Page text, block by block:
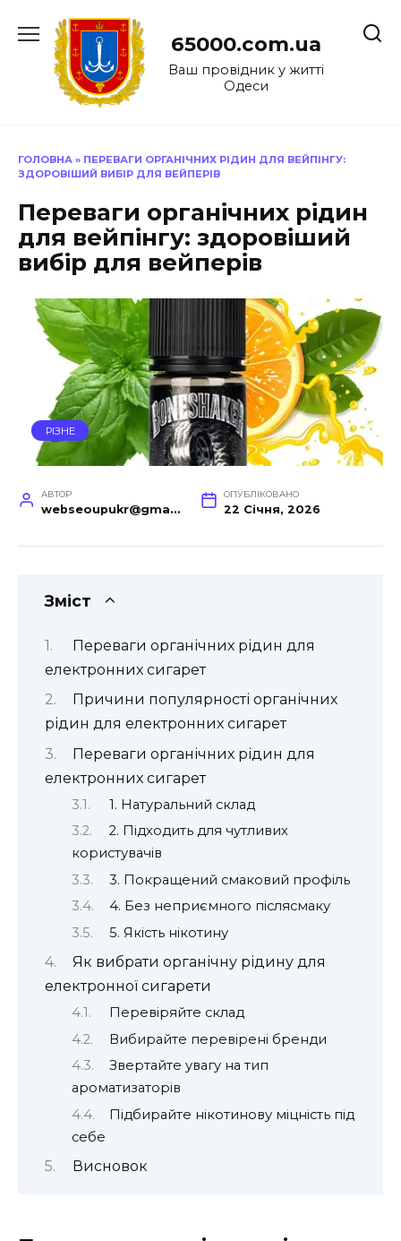
до
65000.com.ua
Ваш провідник у житті
Одеси
ГОЛОВНА » ПЕРЕВАГИ ОРГАНІЧНИХ РІДИН ДЛЯ ВЕЙПІНГУ:
ЗДОРОВІШИЙ ВИБІР ДЛЯ ВЕЙПЕРІВ
Переваги органічних рідин
для вейпінгу: здоровіший
вибір для вейперів
РІЗНЕ
АВТОР
webseoupukr@gmail.com
ОПУБЛІКОВАНО
22 Січня, 2026
Зміст
Переваги органічних рідин для
електронних сигарет
Причини популярності органічних
рідин для електронних сигарет
Переваги органічних рідин для
електронних сигарет
1. Натуральний склад
2. Підходить для чутливих
користувачів
3. Покращений смаковий профіль
4. Без неприємного післясмаку
5. Якість нікотину
Як вибрати органічну рідину для
електронної сигарети
Перевіряйте склад
Вибирайте перевірені бренди
Звертайте увагу на тип
ароматизаторів
Підбирайте нікотинову міцність під
себе
Висновок